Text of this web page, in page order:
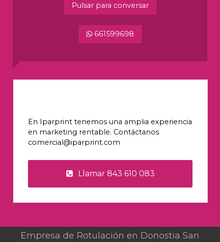
Pulsar para conversar
661599698
En Iparprint tenemos una amplia experiencia
en marketing rentable. Contáctanos
comercial@iparprint.com
Llamar 843 610 083
Empresa de Rotulación en Donostia San